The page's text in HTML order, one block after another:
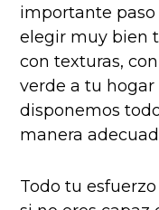
importante paso
elegir muy bien
con texturas,
verde a tu hogar
disponemos
manera
Todo tu